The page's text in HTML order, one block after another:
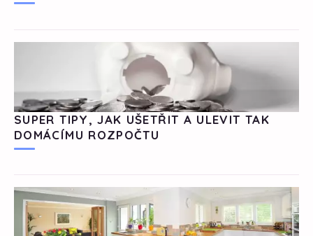
SUPER TIPY, JAK UŠETŘIT A ULEVIT TAK
DOMÁCÍMU ROZPOČTU